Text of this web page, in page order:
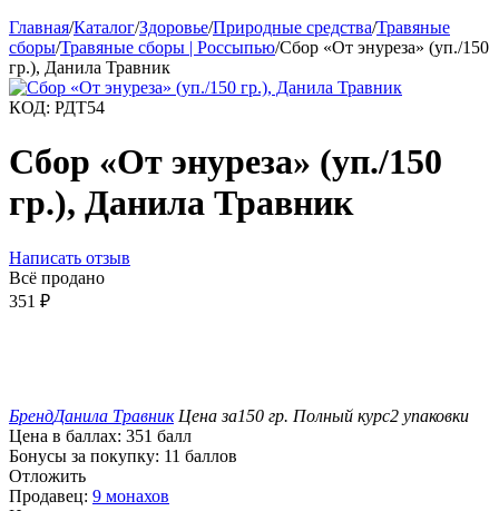
Главная/Каталог/Здоровье/Природные средства/Травяные
сборы/Травяные сборы | Россыпью/Сбор «От энуреза» (уп./150
гр.), Данила Травник
КОД: РДТ54
Сбор «От энуреза» (уп./150
гр.), Данила Травник
Написать отзыв
Всё продано
351 ₽
БрендДанила Травник Цена за150 гр. Полный курс2 упаковки
Цена в баллах: 351 балл
Бонусы за покупку: 11 баллов
Отложить
Продавец: 9 монахов